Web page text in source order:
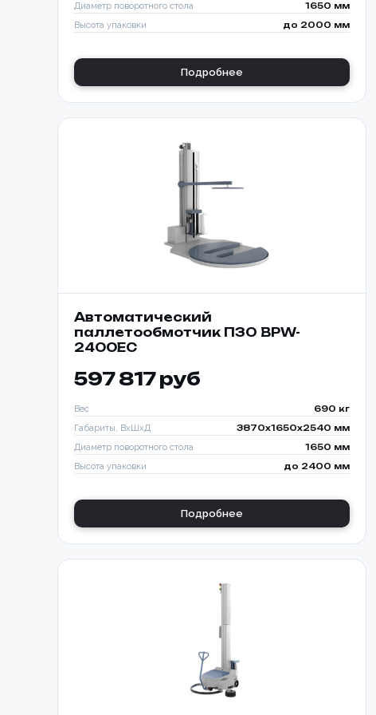
Диаметр поворотного стола 1650 мм
Высота упаковки до 2000 мм
Подробнее
Автоматический
паллетообмотчик ПЗО BPW-
2400EC
597 817 руб
Вес 690 кг
Габариты, ВхШхД 3870х1650х2540 мм
Диаметр поворотного стола 1650 мм
Высота упаковки до 2400 мм
Подробнее